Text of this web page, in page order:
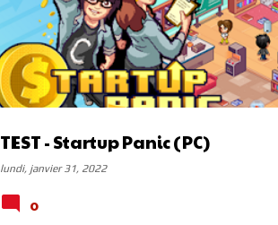
TEST - Startup Panic (PC)
lundi, janvier 31, 2022
0